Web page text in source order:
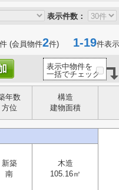
表示件数：
件 (会員物件2件) 1-19件表示
表示中物件を
一括でチェック
年数
方位
構造
建物面積
新築
南
木造
105.16㎡